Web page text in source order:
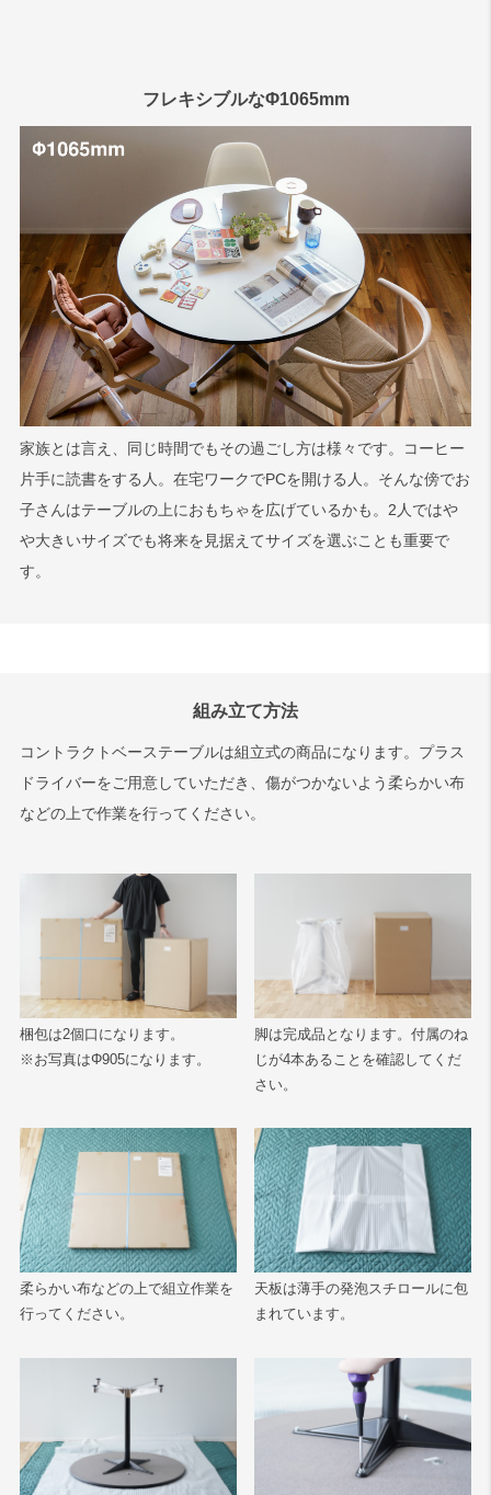
フレキシブルなΦ1065mm
家族とは言え、同じ時間でもその過ごし方は様々です。コーヒー
片手に読書をする人。在宅ワークでPCを開ける人。そんな傍でお
子さんはテーブルの上におもちゃを広げているかも。2人ではや
や大きいサイズでも将来を見据えてサイズを選ぶことも重要で
す。
組み立て方法
コントラクトベーステーブルは組立式の商品になります。プラス
ドライバーをご用意していただき、傷がつかないよう柔らかい布
などの上で作業を行ってください。
梱包は2個口になります。
※お写真はΦ905になります。
脚は完成品となります。付属のね
じが4本あることを確認してくだ
さい。
柔らかい布などの上で組立作業を
行ってください。
天板は薄手の発泡スチロールに包
まれています。